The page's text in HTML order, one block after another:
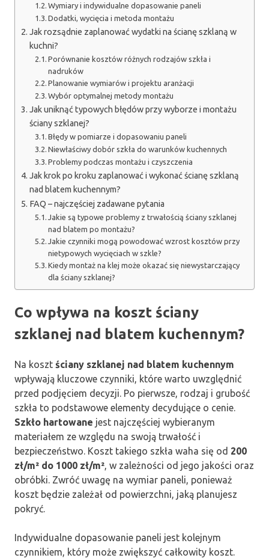
Wymiary i indywidualne dopasowanie paneli
Dodatki, wycięcia i metoda montażu
Jak rozsądnie zaplanować wydatki na ścianę szklaną w
kuchni?
Porównanie kosztów różnych rodzajów szkła i
nadruków
Planowanie wymiarów i projektu aranżacji
Wybór optymalnej metody montażu
Jak uniknąć typowych błędów przy wyborze i montażu
ściany szklanej?
Błędy w pomiarze i dopasowaniu paneli
Niewłaściwy dobór szkła do warunków kuchennych
Problemy podczas montażu i czyszczenia
Jak krok po kroku zaplanować i wykonać ścianę szklaną
nad blatem kuchennym?
FAQ – najczęściej zadawane pytania
Jakie są typowe problemy z trwałością ściany szklanej
nad blatem po montażu?
Jakie czynniki mogą powodować wzrost kosztów przy
nietypowych wycięciach w szkle?
Kiedy montaż na klej może okazać się niewystarczający
dla ściany szklanej?
Co wpływa na koszt ściany
szklanej nad blatem kuchennym?
Na koszt ściany szklanej nad blatem kuchennym
wpływają kluczowe czynniki, które warto uwzględnić
przed podjęciem decyzji. Po pierwsze, rodzaj i grubość
szkła to podstawowe elementy decydujące o cenie.
Szkło hartowane jest najczęściej wybieranym
materiałem ze względu na swoją trwałość i
bezpieczeństwo. Koszt takiego szkła waha się od 200
zł/m² do 1000 zł/m² , w zależności od jego jakości oraz
obróbki. Zwróć uwagę na wymiar paneli, ponieważ
koszt będzie zależał od powierzchni, jaką planujesz
pokryć.
Indywidualne dopasowanie paneli jest kolejnym
czynnikiem, który może zwiększyć całkowity koszt.